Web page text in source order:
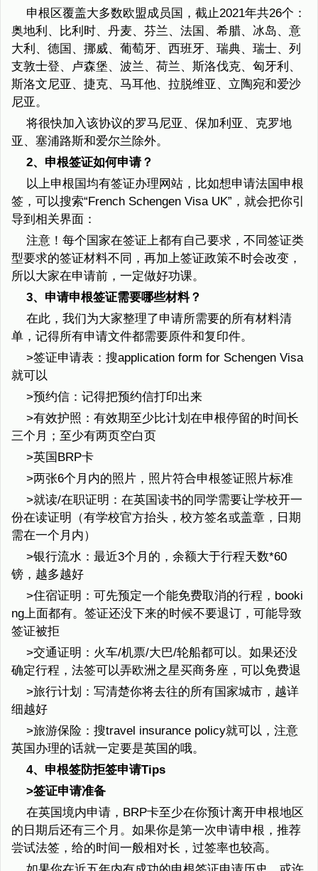
申根区覆盖大多数欧盟成员国，截止2021年共26个：
奥地利、比利时、丹麦、芬兰、法国、希腊、冰岛、意
大利、德国、挪威、葡萄牙、西班牙、瑞典、瑞士、列
支敦士登、卢森堡、波兰、荷兰、斯洛伐克、匈牙利、
斯洛文尼亚、捷克、马耳他、拉脱维亚、立陶宛和爱沙
尼亚。
将很快加入该协议的罗马尼亚、保加利亚、克罗地
亚、塞浦路斯和爱尔兰除外。
2、申根签证如何申请？
以上申根国均有签证办理网站，比如想申请法国申根
签，可以搜索“French Schengen Visa UK”，就会把你引
导到相关界面：
注意！每个国家在签证上都有自己要求，不同签证类
型要求的签证材料不同，再加上签证政策不时会改变，
所以大家在申请前，一定做好功课。
3、申请申根签证需要哪些材料？
在此，我们为大家整理了申请所需要的所有材料清
单，记得所有申请文件都需要原件和复印件。
>签证申请表：搜application form for Schengen Visa
就可以
>预约信：记得把预约信打印出来
>有效护照：有效期至少比计划在申根停留的时间长
三个月；至少有两页空白页
>英国BRP卡
>两张6个月内的照片，照片符合申根签证照片标准
>就读/在职证明：在英国读书的同学需要让学校开一
份在读证明（有学校官方抬头，校方签名或盖章，日期
需在一个月内）
>银行流水：最近3个月的，余额大于行程天数*60
镑，越多越好
>住宿证明：可先预定一个能免费取消的行程，booki
ng上面都有。签证还没下来的时候不要退订，可能导致
签证被拒
>交通证明：火车/机票/大巴/轮船都可以。如果还没
确定行程，法签可以弄欧洲之星买商务座，可以免费退
>旅行计划：写清楚你将去往的所有国家城市，越详
细越好
>旅游保险：搜travel insurance policy就可以，注意
英国办理的话就一定要是英国的哦。
4、申根签防拒签申请Tips
>签证申请准备
在英国境内申请，BRP卡至少在你预计离开申根地区
的日期后还有三个月。如果你是第一次申请申根，推荐
尝试法签，给的时间一般相对长，过签率也较高。